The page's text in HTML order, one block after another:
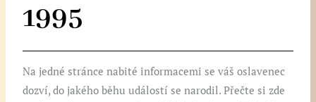
1995
Na jedné stránce nabité informacemi se váš oslavenec
dozví, do jakého běhu událostí se narodil. Přečte si zde